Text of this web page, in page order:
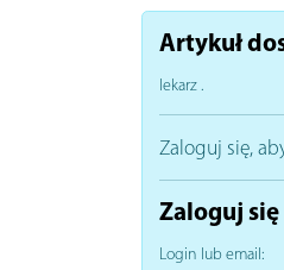
Artykuł
lekarz.
Zaloguj się,
Zaloguj się
Login lub email: